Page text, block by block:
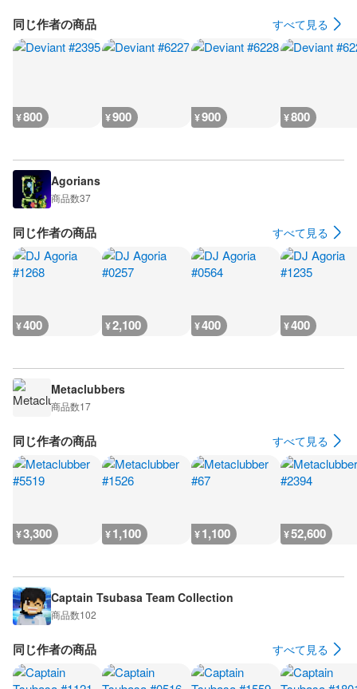
同じ作者の商品 すべて見る
¥800 ¥900 ¥900 ¥800
Agorians
商品数37
同じ作者の商品 すべて見る
¥400 ¥2,100 ¥400 ¥400
Metaclubbers
商品数17
同じ作者の商品 すべて見る
¥3,300 ¥1,100 ¥1,100 ¥52,600
Captain Tsubasa Team Collection
商品数102
同じ作者の商品 すべて見る